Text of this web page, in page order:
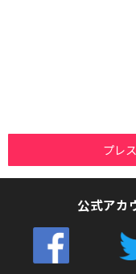
プレ
公式アカ